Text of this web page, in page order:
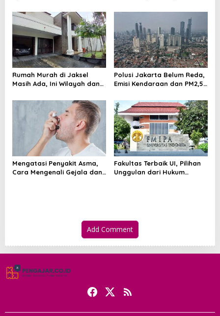
Rumah Murah di Jaksel
Masih Ada, Ini Wilayah dan
Polusi Jakarta Belum Reda,
Emisi Kendaraan dan PM2,5
Mengatasi Penyakit Asma,
Cara Mengenali Gejala dan
Fakultas Terbaik UI, Pilihan
Unggulan dari Hukum
Add Comment